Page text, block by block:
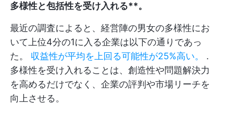
多様性と包括性を受け入れる**。
最近の調査によると、経営陣の男女の多様性にお
いて上位4分の1に入る企業は以下の通りであっ
た。 収益性が平均を上回る可能性が25%高い。
.
多様性を受け入れることは、創造性や問題解決力
を高めるだけでなく、企業の評判や市場リーチを
向上させる。